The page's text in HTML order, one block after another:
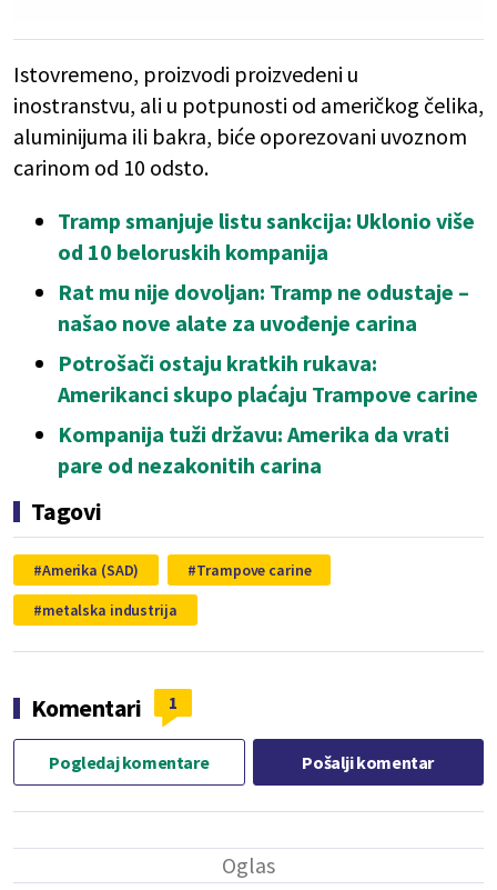
Istovremeno, proizvodi proizvedeni u
inostranstvu, ali u potpunosti od američkog čelika,
aluminijuma ili bakra, biće oporezovani uvoznom
carinom od 10 odsto.
Tramp smanjuje listu sankcija: Uklonio više
od 10 beloruskih kompanija
Rat mu nije dovoljan: Tramp ne odustaje –
našao nove alate za uvođenje carina
Potrošači ostaju kratkih rukava:
Amerikanci skupo plaćaju Trampove carine
Kompanija tuži državu: Amerika da vrati
pare od nezakonitih carina
Tagovi
Amerika (SAD)
Trampove carine
metalska industrija
Komentari 1
Pogledaj komentare Pošalji komentar